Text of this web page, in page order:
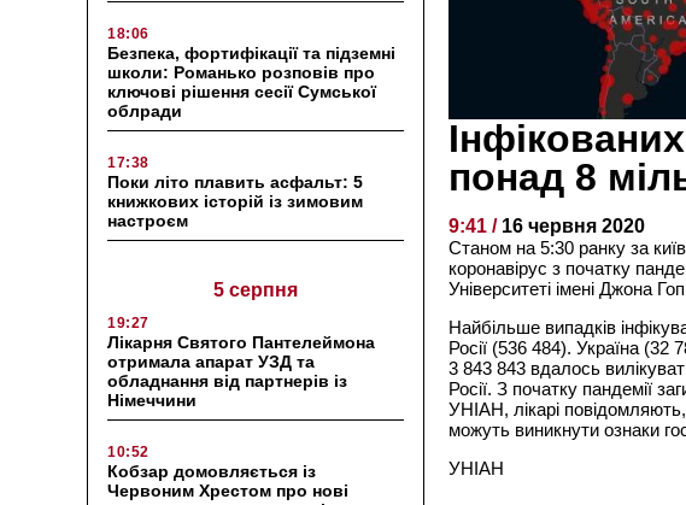
18:06
Безпека, фортифікації та підземні
школи: Романько розповів про
ключові рішення сесії Сумської
облради
17:38
Поки літо плавить асфальт: 5
книжкових історій із зимовим
настроєм
5 серпня
19:27
Лікарня Святого Пантелеймона
отримала апарат УЗД та
обладнання від партнерів із
Німеччини
10:52
Кобзар домовляється із
Червоним Хрестом про нові
понад 8
9:41 / 16 червня 2020
Станом на 5:30 ранку за
коронавірус з початку
Університеті імені Джона
Найбільше випадків
Росії (536 484). Україна
3 843 843 вдалось
Росії. З початку пандемії
УНІАН, лікарі
можуть виникнути ознаки
УНІАН